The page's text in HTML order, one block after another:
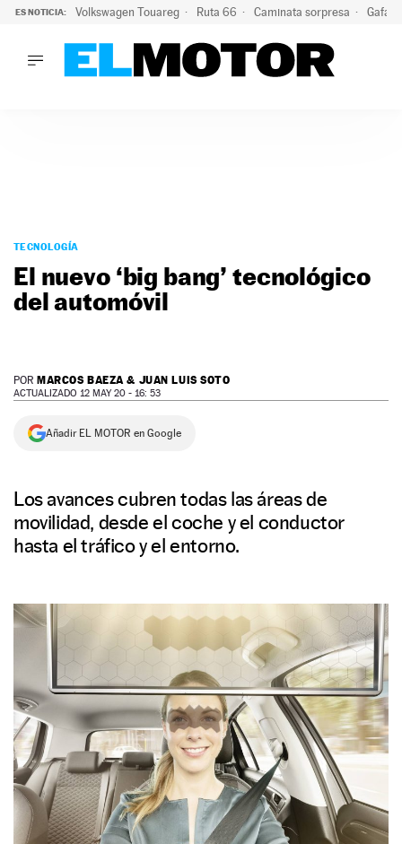
ES NOTICIA: Volkswagen Touareg Ruta 66 Caminata sorpresa Gafas
PODCAST
MOTOS
TECNOLOGÍA
SERVICIOS
NEWSLETTER
TECNOLOGÍA
El nuevo ‘big bang’ tecnológico
del automóvil
POR MARCOS BAEZA & JUAN LUIS SOTO
ACTUALIZADO 12 MAY 20 - 16: 53
Añadir EL MOTOR en Google
Los avances cubren todas las áreas de
movilidad, desde el coche y el conductor
hasta el tráfico y el entorno.